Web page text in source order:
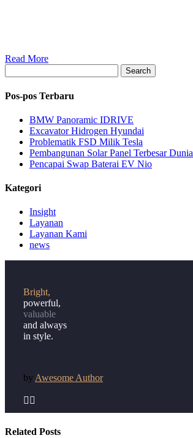
Read More
Search
Pos-pos Terbaru
BMW Panoramic IDRIVE
Excavator Hidrogen Hyundai
Problematik FSD Milik Tesla
Pembangunan Solar Panel Terbesar Dunia
Pencapai Swap Baterai EV Nio
Kategori
Insight
Layanan
Layanan Kami
news
Bright,
powerful,
valuable
and always
in style.
by Awesome Author
 
Related Posts